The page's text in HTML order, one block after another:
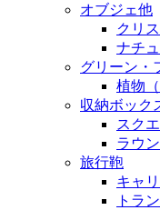
オブジェ他
クリ
ナチ
グリーン・
植物（
収納ボック
スク
ラウ
旅行鞄
キャ
トラ